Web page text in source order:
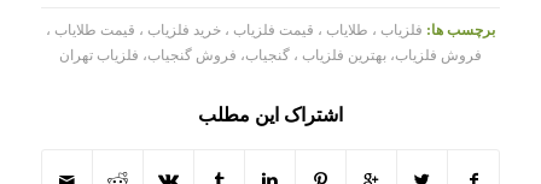
برچسب ها: فلزیاب ، طلایاب ، قیمت فلزیاب ، خرید فلزیاب ، قیمت طلایاب ،
فروش فلزیاب، بهترین فلزیاب ، گنجیاب، فروش گنجیاب، فلزیاب تهران
اشتراک این مطلب